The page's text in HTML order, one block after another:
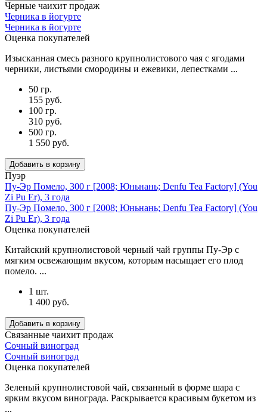
Черные чаихит продаж
Черника в йогурте
Черника в йогурте
Оценка покупателей
Изысканная смесь разного крупнолистового чая с ягодами
черники, листьями смородины и ежевики, лепестками ...
50 гр.
155 руб.
100 гр.
310 руб.
500 гр.
1 550 руб.
Добавить в корзину
Пуэр
Пу-Эр Помело, 300 г [2008; Юньнань; Denfu Tea Factory] (You
Zi Pu Er), 3 года
Пу-Эр Помело, 300 г [2008; Юньнань; Denfu Tea Factory] (You
Zi Pu Er), 3 года
Оценка покупателей
Китайский крупнолистовой черный чай группы Пу-Эр с
мягким освежающим вкусом, которым насыщает его плод
помело. ...
1 шт.
1 400 руб.
Добавить в корзину
Связанные чаихит продаж
Сочный виноград
Сочный виноград
Оценка покупателей
Зеленый крупнолистовой чай, связанный в форме шара с
ярким вкусом винограда. Раскрывается красивым букетом из
...